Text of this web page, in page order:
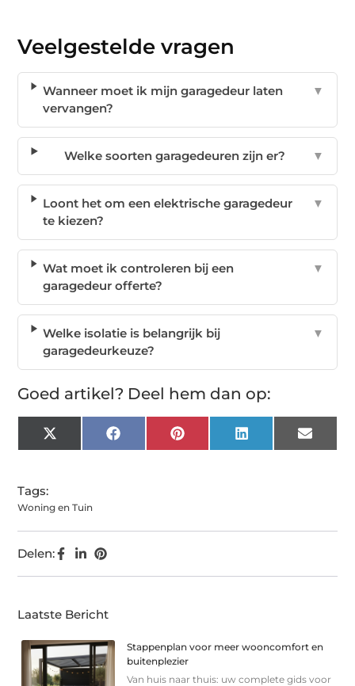
Veelgestelde vragen
Wanneer moet ik mijn garagedeur laten
vervangen?
▼
Welke soorten garagedeuren zijn er? ▼
Loont het om een elektrische garagedeur
te kiezen?
▼
Wat moet ik controleren bij een
garagedeur offerte?
▼
Welke isolatie is belangrijk bij
garagedeurkeuze?
▼
Goed artikel? Deel hem dan op:
X
(Twitter)
Facebook Pinterest LinkedIn Email
Tags:
Woning en Tuin
Delen:
Laatste Bericht
Stappenplan voor meer wooncomfort en
buitenplezier
Van huis naar thuis: uw complete gids voor